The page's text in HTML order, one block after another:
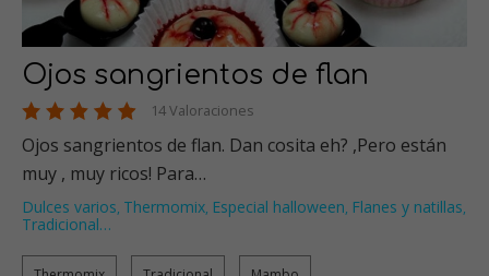
Ojos sangrientos de flan
14 Valoraciones
Ojos sangrientos de flan. Dan cosita eh? ,Pero están
muy , muy ricos! Para…
Dulces varios, Thermomix, Especial halloween, Flanes y natillas,
Tradicional…